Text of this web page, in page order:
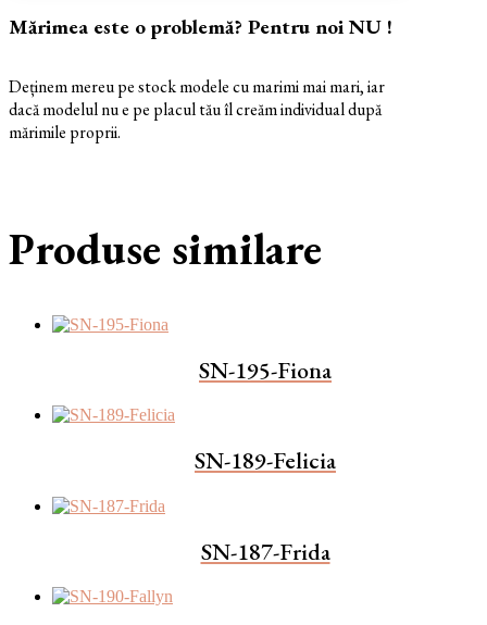
Mărimea este o problemă? Pentru noi NU !
Deținem mereu pe stock modele cu marimi mai mari, iar
dacă modelul nu e pe placul tău îl creăm individual după
mărimile proprii.
Produse similare
SN-195-Fiona
SN-189-Felicia
SN-187-Frida